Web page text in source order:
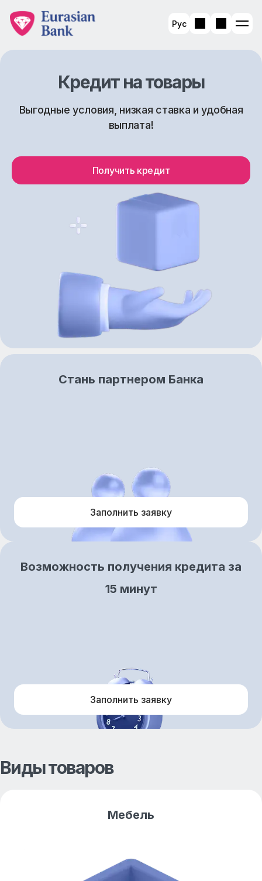
Рус
Кредит на товары
Выгодные условия, низкая ставка и удобная
выплата!
Получить кредит
Стань партнером Банка
Заполнить заявку
Возможность получения кредита за
15 минут
Заполнить заявку
Виды товаров
Мебель